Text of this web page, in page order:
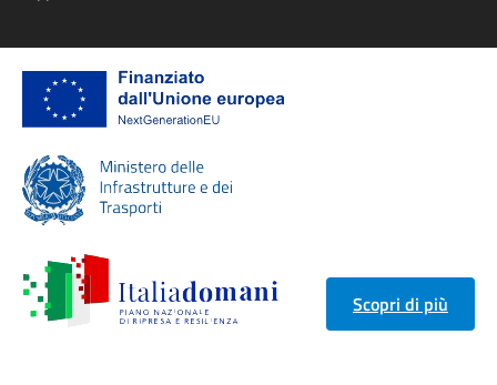
Scopri di più